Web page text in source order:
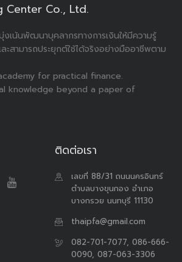
Center Co., Ltd.
เน้นพัฒนาบุคลากรทางการเงินให้มีความรู้
ะสามารถประยุกต์ใช้ได้จริงอย่างมืออาชีพตาม
for practical finance.
knowledge beyond a paper of
ติดต่อเรา
เลขที่ 88/31 ถนนนครอินทร์
ตำบลบางขุนกอง อำเภอ
บางกรวย นนทบุรี 11130
thaipfa@gmail.com
082-701-7077, 086-666-
0090, 087-063-3306